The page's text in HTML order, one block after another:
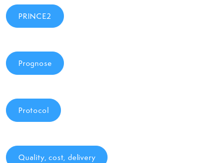
PRINCE2
Prognose
Protocol
Quality, cost, delivery